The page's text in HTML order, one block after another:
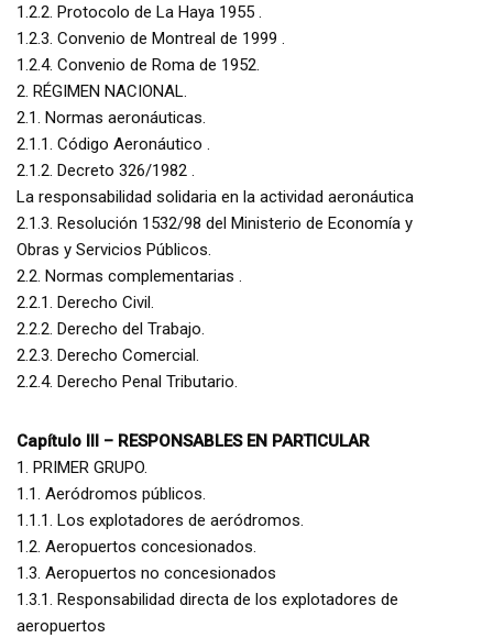
1.2.2. Protocolo de La Haya 1955 .
1.2.3. Convenio de Montreal de 1999 .
1.2.4. Convenio de Roma de 1952.
2. RÉGIMEN NACIONAL.
2.1. Normas aeronáuticas.
2.1.1. Código Aeronáutico .
2.1.2. Decreto 326/1982 .
La responsabilidad solidaria en la actividad aeronáutica
2.1.3. Resolución 1532/98 del Ministerio de Economía y
Obras y Servicios Públicos.
2.2. Normas complementarias .
2.2.1. Derecho Civil.
2.2.2. Derecho del Trabajo.
2.2.3. Derecho Comercial.
2.2.4. Derecho Penal Tributario.
Capítulo III – RESPONSABLES EN PARTICULAR
1. PRIMER GRUPO.
1.1. Aeródromos públicos.
1.1.1. Los explotadores de aeródromos.
1.2. Aeropuertos concesionados.
1.3. Aeropuertos no concesionados
1.3.1. Responsabilidad directa de los explotadores de
aeropuertos